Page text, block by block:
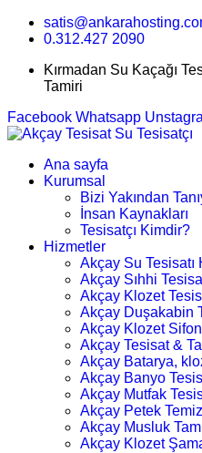
0.312.427 2090
Kırmadan Su Kaçağı
Tamiri
Facebook Whatsapp
Ana sayfa
Kurumsal
Bizi Yakından
İnsan Kaynakları
Tesisatçı Kimdir?
Hizmetler
Akçay Su Tesisatı
Akçay Sıhhi
Akçay Klozet
Akçay Duşakabin
Akçay Klozet Sifon
Akçay Tesisat &
Akçay Batarya,
Akçay Banyo
Akçay Mutfak
Akçay Petek
Akçay Musluk
Akçay Klozet